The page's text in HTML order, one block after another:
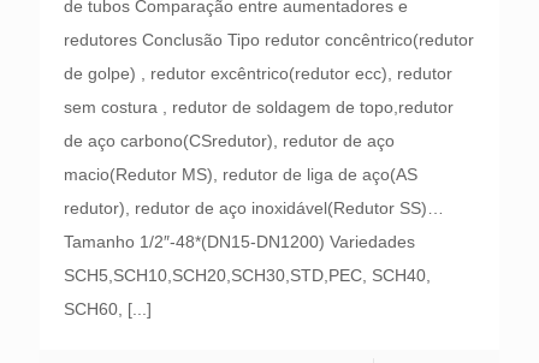
de tubos Comparação entre aumentadores e
redutores Conclusão Tipo redutor concêntrico(redutor
de golpe) , redutor excêntrico(redutor ecc), redutor
sem costura , redutor de soldagem de topo,redutor
de aço carbono(CSredutor), redutor de aço
macio(Redutor MS), redutor de liga de aço(AS
redutor), redutor de aço inoxidável(Redutor SS)…
Tamanho 1/2″-48*(DN15-DN1200) Variedades
SCH5,SCH10,SCH20,SCH30,STD,PEC, SCH40,
SCH60, [...]